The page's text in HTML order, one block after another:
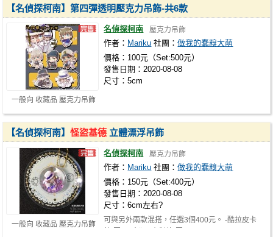
一般向 收藏品 壓克力吊飾
【名偵探柯南】第四彈透明壓克力吊飾-共6款
名偵探柯南 壓克力吊飾
作者： Mariku 社團：做我的蠢糗大萌
價格：100元（Set:500元）
發售日期：2020-08-08
尺寸：5cm
一般向 收藏品 壓克力吊飾
【名偵探柯南】怪盜基德 立體漂浮吊飾
名偵探柯南 壓克力吊飾
作者： Mariku 社團：做我的蠢糗大萌
價格：150元（Set:400元）
發售日期：2020-08-08
尺寸：6cm左右?
可與另外兩款混搭，任選3個400元。 -酷拉皮卡